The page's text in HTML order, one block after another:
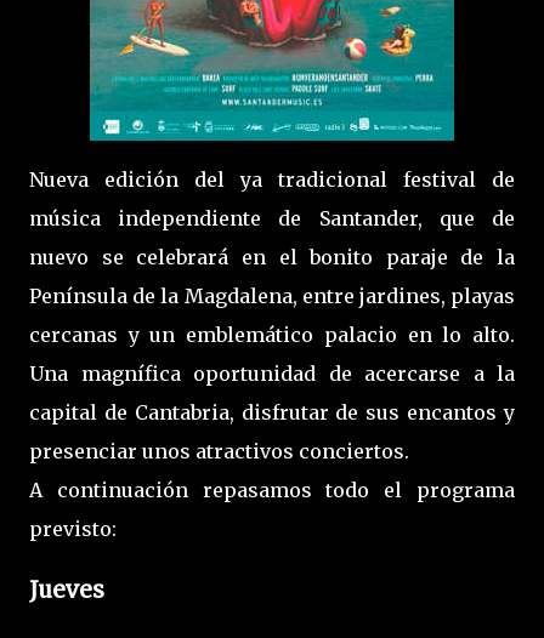
Nueva edición del ya tradicional festival de
música independiente de Santander, que de
nuevo se celebrará en el bonito paraje de la
Península de la Magdalena, entre jardines, playas
cercanas y un emblemático palacio en lo alto.
Una magnífica oportunidad de acercarse a la
capital de Cantabria, disfrutar de sus encantos y
presenciar unos atractivos conciertos.
A continuación repasamos todo el programa
previsto:
Jueves